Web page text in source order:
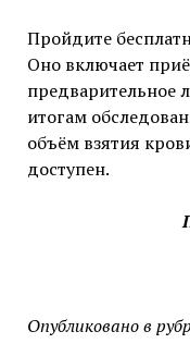
Пройдите
Оно включает
предварительное
итогам
объём взятия
доступен.
Опубликовано в